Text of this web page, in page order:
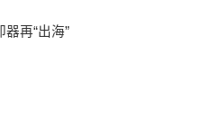
再“出海”